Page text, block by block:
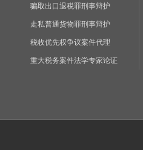
骗取出口退税罪刑事辩护
走私普通货物罪刑事辩护
税收优先权争议案件代理
重大税务案件法学专家论证